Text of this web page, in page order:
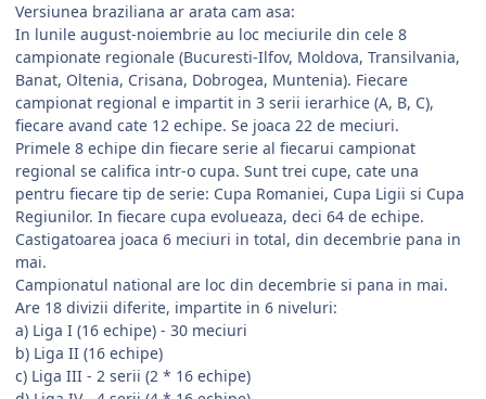
Versiunea braziliana ar arata cam asa:
In lunile august-noiembrie au loc meciurile din cele 8
campionate regionale (Bucuresti-Ilfov, Moldova, Transilvania,
Banat, Oltenia, Crisana, Dobrogea, Muntenia). Fiecare
campionat regional e impartit in 3 serii ierarhice (A, B, C),
fiecare avand cate 12 echipe. Se joaca 22 de meciuri.
Primele 8 echipe din fiecare serie al fiecarui campionat
regional se califica intr-o cupa. Sunt trei cupe, cate una
pentru fiecare tip de serie: Cupa Romaniei, Cupa Ligii si Cupa
Regiunilor. In fiecare cupa evolueaza, deci 64 de echipe.
Castigatoarea joaca 6 meciuri in total, din decembrie pana in
mai.
Campionatul national are loc din decembrie si pana in mai.
Are 18 divizii diferite, impartite in 6 niveluri:
a) Liga I (16 echipe) - 30 meciuri
b) Liga II (16 echipe)
c) Liga III - 2 serii (2 * 16 echipe)